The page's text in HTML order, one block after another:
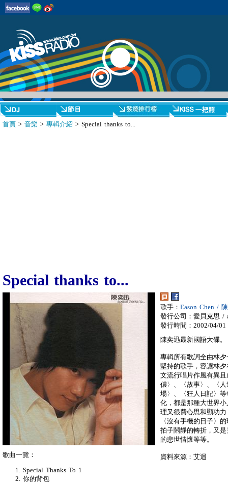
首頁 > 音樂 > 專輯介紹 > Special thanks to...
Special thanks to...
歌手： Eason Chen /
發行公司：愛貝克思 /
發行時間：2002/04/01
陳奕迅最新國語大碟。
專輯所有歌詞全由林
堅持的歌手，容讓林
文流行唱片作風有異
儂〉、〈故事〉、〈
場〉、〈狂人日記〉
化，都是那種大世界
理又很費心思和顯功
〈沒有手機的日子〉
拍子鬧靜的轉折，又
的悲世情懷等等。
資料來源：艾迴
歌曲一覽：
Special Thanks To 1
你的背包